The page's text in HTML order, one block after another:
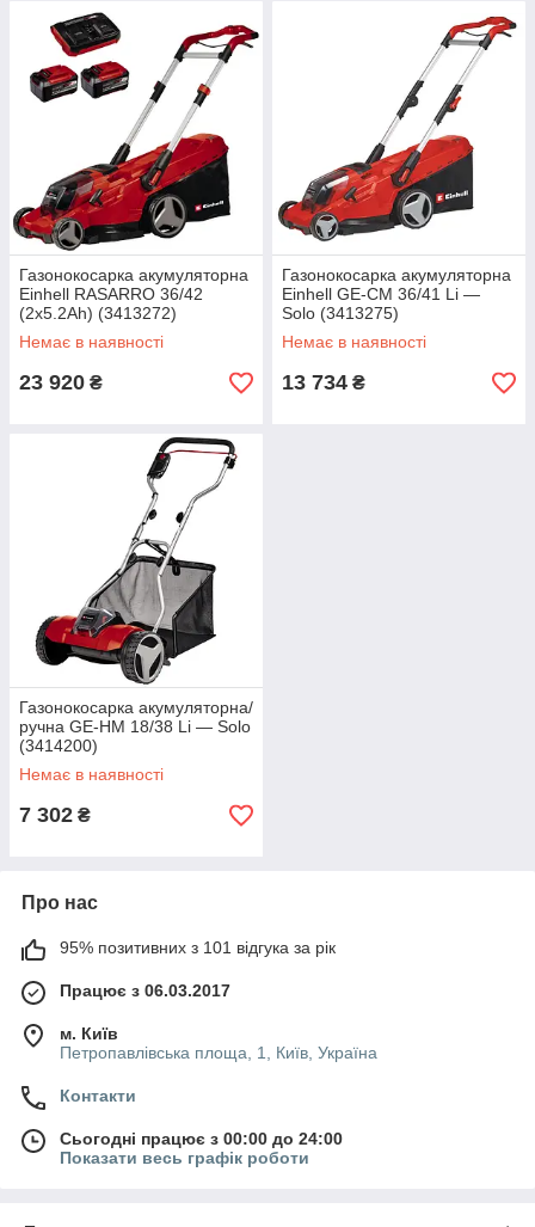
Газонокосарка акумуляторна
Einhell RASARRO 36/42
(2x5.2Ah) (3413272)
Немає в наявності
23 920 ₴
Газонокосарка акумуляторна
Einhell GE-CM 36/41 Li —
Solo (3413275)
Немає в наявності
13 734 ₴
Газонокосарка акумуляторна/
ручна GE-HM 18/38 Li — Solo
(3414200)
Немає в наявності
7 302 ₴
Про нас
95% позитивних з 101 відгука за рік
Працює з 06.03.2017
м. Київ
Петропавлівська площа, 1, Київ, Україна
Контакти
Сьогодні працює з 00:00 до 24:00
Показати весь графік роботи